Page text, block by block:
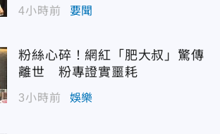
4小時前 要聞
粉絲心碎！網紅「肥大叔」驚傳
離世 粉專證實噩耗
3小時前 娛樂